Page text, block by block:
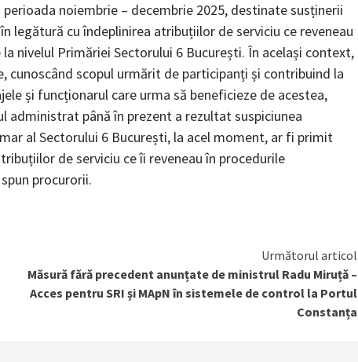
noiembrie – decembrie 2025, destinate susținerii
legătură cu îndeplinirea atribuțiilor de serviciu ce reveneau
nivelul Primăriei Sectorului 6 București. În același context,
scopul urmărit de participanți și contribuind la
și funcționarul care urma să beneficieze de acestea,
administrat până în prezent a rezultat suspiciunea
al Sectorului 6 București, la acel moment, ar fi primit
de serviciu ce îi reveneau în procedurile
procurorii.
Următorul articol
Măsură fără precedent anunțate de ministrul Radu Miruță –
Acces pentru SRI și MApN în sistemele de control la Portul
Constanța